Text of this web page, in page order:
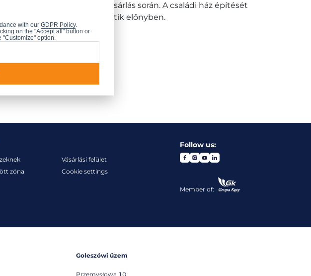
irányítják a vásárlás során. A családi ház építését
ellátott termékeket részesítik előnyben.
zóna
Vásárlási felület
Cookie settings
Follow us:
Member of:
Goleszówi üzem
Przemysłowa 10
with our GDPR Policy.
on the "Accept all" button or
"Customize" option.